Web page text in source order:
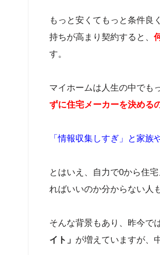
もっと安くてもっと条件良
持ちが高まり契約すると、
す。
マイホームは人生の中でも
ずに住宅メーカーを決める
「情報収集しすぎ」と家族
とはいえ、自力で0から住
ればいいのか分からない人
そんな背景もあり、昨今で
イト」 が増えていますが、